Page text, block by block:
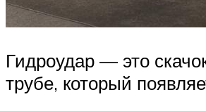
Гидроудар — это
трубе, который